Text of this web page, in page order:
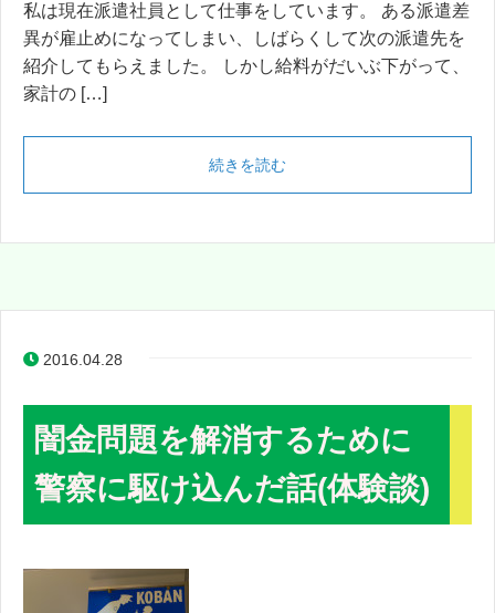
私は現在派遣社員として仕事をしています。 ある派遣差
異が雇止めになってしまい、しばらくして次の派遣先を
紹介してもらえました。 しかし給料がだいぶ下がって、
家計の […]
続きを読む
2016.04.28
闇金問題を解消するために
警察に駆け込んだ話(体験談)